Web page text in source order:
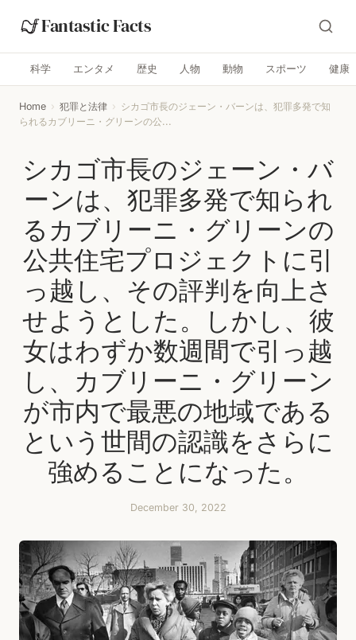
Fantastic Facts
科学 エンタメ 歴史 人物 動物 スポーツ 健康
Home › 犯罪と法律 › シカゴ市長のジェーン・バーンは、犯罪多発で知
られるカブリーニ・グリーンの公...
シカゴ市長のジェーン・バ
ーンは、犯罪多発で知られ
るカブリーニ・グリーンの
公共住宅プロジェクトに引
っ越し、その評判を向上さ
せようとした。しかし、彼
女はわずか数週間で引っ越
し、カブリーニ・グリーン
が市内で最悪の地域である
という世間の認識をさらに
強めることになった。
December 30, 2022